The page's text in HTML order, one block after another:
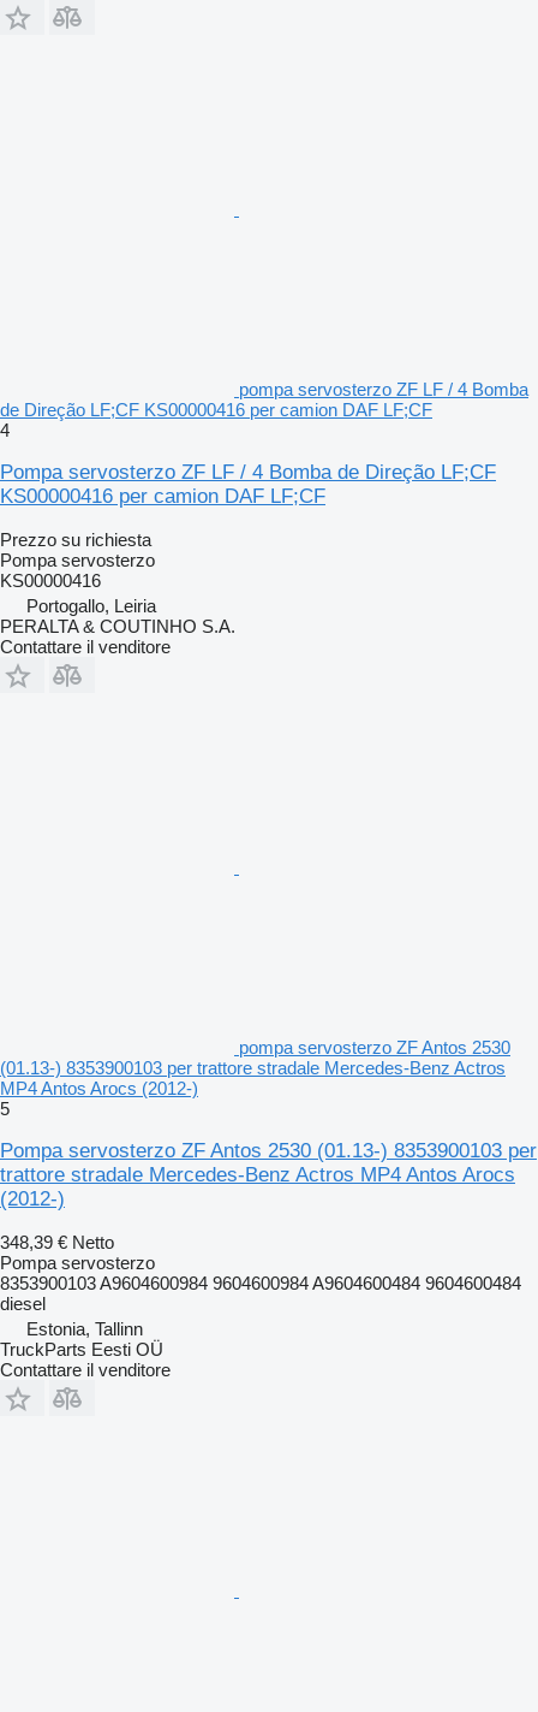
pompa servosterzo ZF LF / 4 Bomba
de Direção LF;CF KS00000416 per camion DAF LF;CF
4
Pompa servosterzo ZF LF / 4 Bomba de Direção LF;CF
KS00000416 per camion DAF LF;CF
Prezzo su richiesta
Pompa servosterzo
KS00000416
Portogallo, Leiria
PERALTA & COUTINHO S.A.
Contattare il venditore
pompa servosterzo ZF Antos 2530
(01.13-) 8353900103 per trattore stradale Mercedes-Benz Actros
MP4 Antos Arocs (2012-)
5
Pompa servosterzo ZF Antos 2530 (01.13-) 8353900103 per
trattore stradale Mercedes-Benz Actros MP4 Antos Arocs
(2012-)
348,39 € Netto
Pompa servosterzo
8353900103 A9604600984 9604600984 A9604600484 9604600484
diesel
Estonia, Tallinn
TruckParts Eesti OÜ
Contattare il venditore